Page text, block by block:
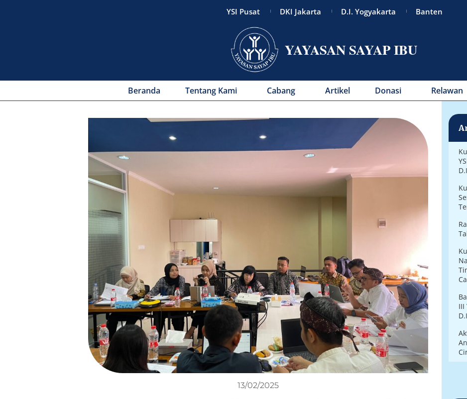
YSI Pusat DKI Jakarta D.I. Yogyakarta Banten
YAYASAN SAYAP IBU
Beranda Tentang Kami Cabang Artikel Donasi Relawan
13/02/2025
III